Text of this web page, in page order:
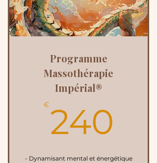
Programme
Massothérapie
Impérial®
€240
- Dynamisant mental et énergétique